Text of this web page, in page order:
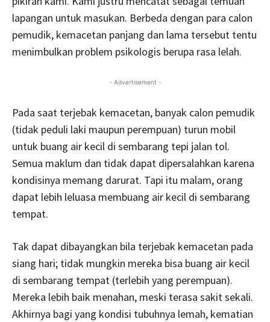
lapangan untuk masukan. Berbeda dengan para calon
pemudik, kemacetan panjang dan lama tersebut tentu
menimbulkan problem psikologis berupa rasa lelah.
- Advertisement -
Pada saat terjebak kemacetan, banyak calon pemudik
(tidak peduli laki maupun perempuan) turun mobil
untuk buang air kecil di sembarang tepi jalan tol.
Semua maklum dan tidak dapat dipersalahkan karena
kondisinya memang darurat. Tapi itu malam, orang
dapat lebih leluasa membuang air kecil di sembarang
tempat.
Tak dapat dibayangkan bila terjebak kemacetan pada
siang hari; tidak mungkin mereka bisa buang air kecil
di sembarang tempat (terlebih yang perempuan).
Mereka lebih baik menahan, meski terasa sakit sekali.
Akhirnya bagi yang kondisi tubuhnya lemah, kematian